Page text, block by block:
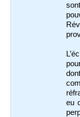
eu